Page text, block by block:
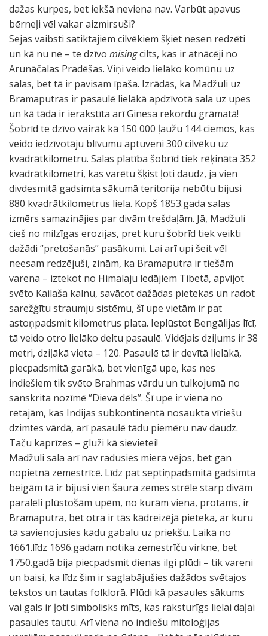
dažas kurpes, bet iekšā neviena nav. Varbūt apavus
bērneļi vēl vakar aizmirsuši?
Sejas vaibsti satiktajiem cilvēkiem šķiet nesen redzēti
un kā nu ne – te dzīvo misingcilts, kas ir atnācēji no
Arunāčalas Pradēšas. Viņi veido lielāko komūnu uz
salas, bet tā ir pavisam īpaša. Izrādās, ka Madžuli uz
Bramaputras ir pasaulē lielākā apdzīvotā sala uz upes
un kā tāda ir ierakstīta arī Ginesa rekordu grāmatā!
Šobrīd te dzīvo vairāk kā 150 000 ļaužu 144 ciemos, kas
veido iedzīvotāju blīvumu aptuveni 300 cilvēku uz
kvadrātkilometru. Salas platība šobrīd tiek rēķināta 352
kvadrātkilometri, kas varētu šķist ļoti daudz, ja vien
divdesmitā gadsimta sākumā teritorija nebūtu bijusi
880 kvadrātkilometrus liela. Kopš 1853.gada salas
izmērs samazinājies par divām trešdaļām. Jā, Madžuli
cieš no milzīgas erozijas, pret kuru šobrīd tiek veikti
dažādi ‘’pretošanās’’ pasākumi. Lai arī upi šeit vēl
neesam redzējuši, zinām, ka Bramaputra ir tiešām
varena – iztekot no Himalaju ledājiem Tibetā, apvijot
svēto Kailaša kalnu, savācot dažādas pietekas un radot
sarežģītu straumju sistēmu, šī upe vietām ir pat
astoņpadsmit kilometrus plata. Ieplūstot Bengālijas līcī,
tā veido otro lielāko deltu pasaulē. Vidējais dziļums ir 38
metri, dziļākā vieta – 120. Pasaulē tā ir devītā lielākā,
piecpadsmitā garākā, bet vienīgā upe, kas nes
indiešiem tik svēto Brahmas vārdu un tulkojumā no
sanskrita nozīmē ‘’Dieva dēls’’. Šī upe ir viena no
retajām, kas Indijas subkontinentā nosaukta vīriešu
dzimtes vārdā, arī pasaulē tādu piemēru nav daudz.
Taču kaprīzes – gluži kā sievietei!
Madžuli sala arī nav radusies miera vējos, bet gan
nopietnā zemestrīcē. Līdz pat septiņpadsmitā gadsimta
beigām tā ir bijusi vien šaura zemes strēle starp divām
paralēli plūstošām upēm, no kurām viena, protams, ir
Bramaputra, bet otra ir tās kādreizējā pieteka, ar kuru
tā savienojusies kādu gabalu uz priekšu. Laikā no
1661.līdz 1696.gadam notika zemestrīču virkne, bet
1750.gadā bija piecpadsmit dienas ilgi plūdi – tik vareni
un baisi, ka līdz šim ir saglabājušies dažādos svētajos
tekstos un tautas folklorā. Plūdi kā pasaules sākums
vai gals ir ļoti simbolisks mīts, kas raksturīgs lielai daļai
pasaules tautu. Arī viena no indiešu mitoloģijas